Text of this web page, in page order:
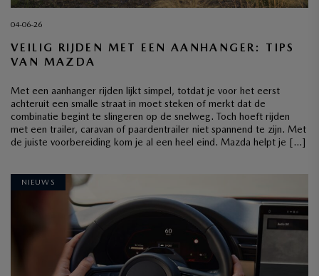
04-06-26
VEILIG RIJDEN MET EEN AANHANGER: TIPS
VAN MAZDA
Met een aanhanger rijden lijkt simpel, totdat je voor het eerst
achteruit een smalle straat in moet steken of merkt dat de
combinatie begint te slingeren op de snelweg. Toch hoeft rijden
met een trailer, caravan of paardentrailer niet spannend te zijn. Met
de juiste voorbereiding kom je al een heel eind. Mazda helpt je […]
NIEUWS